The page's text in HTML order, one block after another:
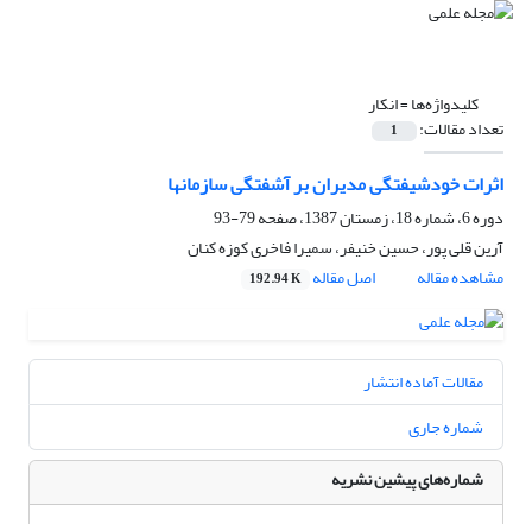
کلیدواژه‌ها =انکار
تعداد مقالات: 1
اثرات خودشیفتگی مدیران بر آشفتگی سازمانها
دوره 6، شماره 18، زمستان 1387، صفحه
79-93
آرین قلی پور، حسین خنیفر، سمیرا فاخری کوزه کنان
مشاهده مقاله
اصل مقاله 192.94 K
مقالات آماده انتشار
شماره جاری
شماره‌های پیشین نشریه